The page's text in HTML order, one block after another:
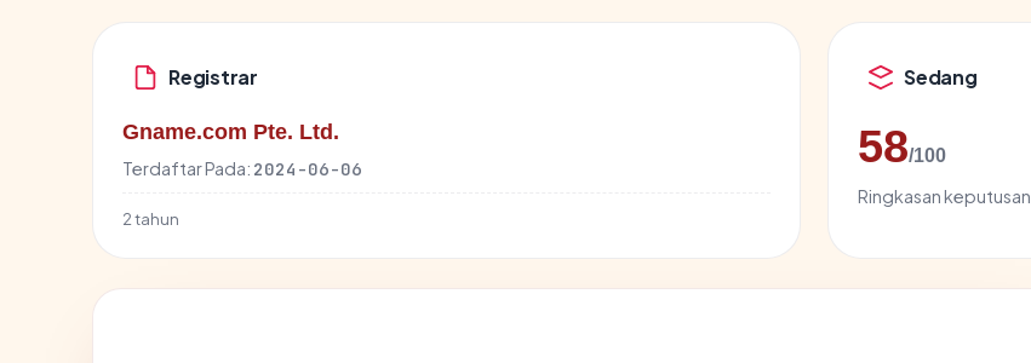
Registrar
Gname.com Pte. Ltd.
Terdaftar Pada: 2024-06-06
2 tahun
Sedang
58/100
Ringkasan keputusan